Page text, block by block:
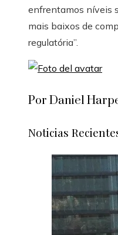
enfrentamos níveis
mais baixos de
regulatória”.
Por Daniel
Noticias